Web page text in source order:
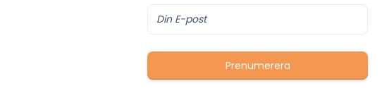
Prenumerera